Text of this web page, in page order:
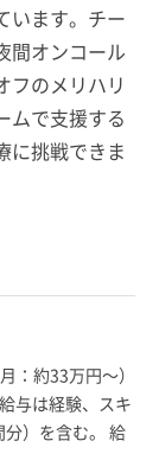
います。チー
間オンコール
フのメリハリ
ムで支援する
に挑戦できま
：約33万円～）
与は経験、スキ
）を含む。 給